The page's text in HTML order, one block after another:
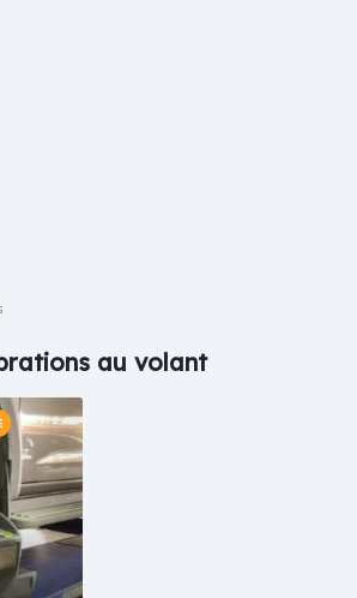
au volant